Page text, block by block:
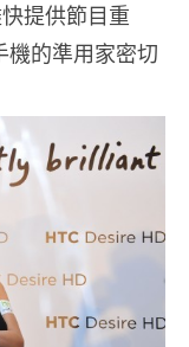
提供節目重
的準用家密切